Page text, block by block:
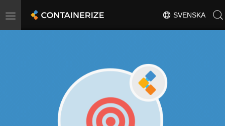
Toggle
SVENSKA